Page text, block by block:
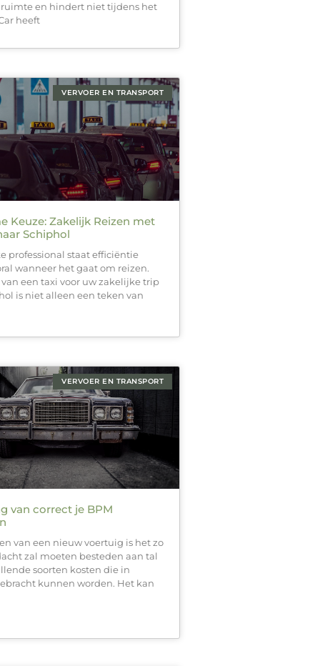
en hindert niet tijdens het
heeft
VERVOER EN TRANSPORT
Keuze: Zakelijk Reizen met
Schiphol
professional staat efficiëntie
wanneer het gaat om reizen.
een taxi voor uw zakelijke trip
is niet alleen een teken van
VERVOER EN TRANSPORT
van correct je BPM
van een nieuw voertuig is het zo
zal moeten besteden aan tal
soorten kosten die in
kunnen worden. Het kan